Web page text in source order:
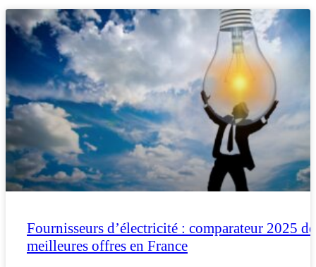
Fournisseurs d’électricité : comparateur 2025
meilleures offres en France